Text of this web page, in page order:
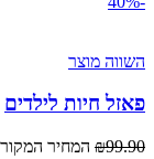
השווה מוצר
פאזל חיות לילדים
₪99.90 המחיר המקורי